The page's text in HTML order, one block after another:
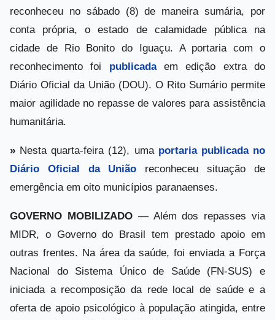
reconheceu no sábado (8) de maneira sumária, por
conta própria, o estado de calamidade pública na
cidade de Rio Bonito do Iguaçu. A portaria com o
reconhecimento foi publicadaem edição extra do
Diário Oficial da União (DOU). O Rito Sumário permite
maior agilidade no repasse de valores para assistência
humanitária.
» Nesta quarta-feira (12), uma portaria publicada no
Diário Oficial da União reconheceu situação de
emergência em oito municípios paranaenses.
GOVERNO MOBILIZADO— Além dos repasses via
MIDR, o Governo do Brasil tem prestado apoio em
outras frentes. Na área da saúde, foi enviada a Força
Nacional do Sistema Único de Saúde (FN-SUS) e
iniciada a recomposição da rede local de saúde e a
oferta de apoio psicológico à população atingida, entre